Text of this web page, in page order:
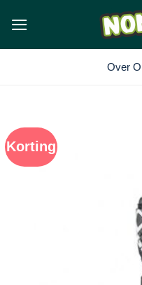
naar
Over
Korting